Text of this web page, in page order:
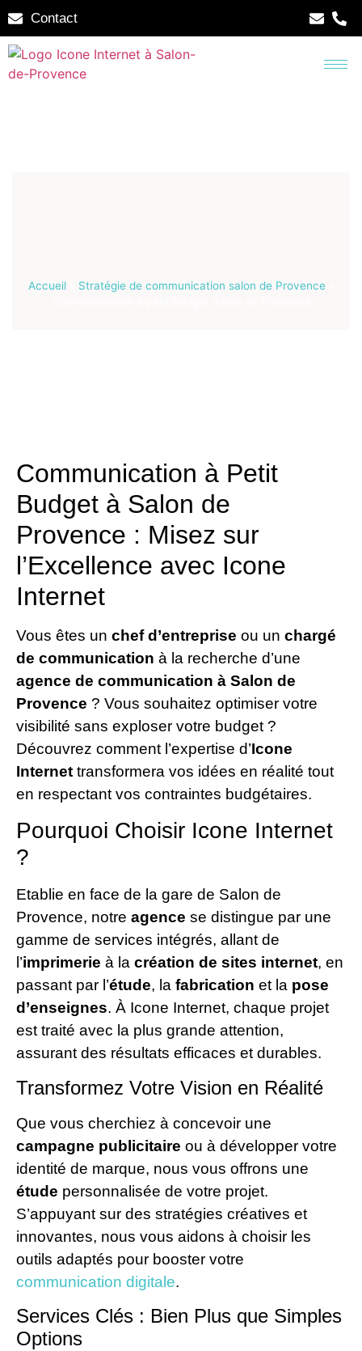
Contact
Accueil» Stratégie de communication salon de Provence»
Communication à Petit
Budget à Salon de
Provence : Misez sur
l’Excellence avec Icone
Internet
Vous êtes un chef d’entreprise ou un chargé
de communication à la recherche d’une
agence de communication à Salon de
Provence ? Vous souhaitez optimiser votre
visibilité sans exploser votre budget ?
Découvrez comment l’expertise d’Icone
Internet transformera vos idées en réalité tout
en respectant vos contraintes budgétaires.
Pourquoi Choisir Icone Internet
?
Etablie en face de la gare de Salon de
Provence, notre agence se distingue par une
gamme de services intégrés, allant de
l’imprimerie à la création de sites internet, en
passant par l’étude, la fabrication et la pose
d’enseignes. À Icone Internet, chaque projet
est traité avec la plus grande attention,
assurant des résultats efficaces et durables.
Transformez Votre Vision en Réalité
Que vous cherchiez à concevoir une
campagne publicitaire ou à développer votre
identité de marque, nous vous offrons une
étude personnalisée de votre projet.
S’appuyant sur des stratégies créatives et
innovantes, nous vous aidons à choisir les
outils adaptés pour booster votre
communication digitale.
Services Clés : Bien Plus que Simples
Options